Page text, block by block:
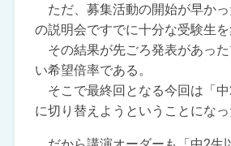
ただ、募集活動の開始が早か
の説明会ですでに十分な受験生を
その結果が先ごろ発表があっ
い希望倍率である。
そこで最終回となる今回は「中
に切り替えようということになっ